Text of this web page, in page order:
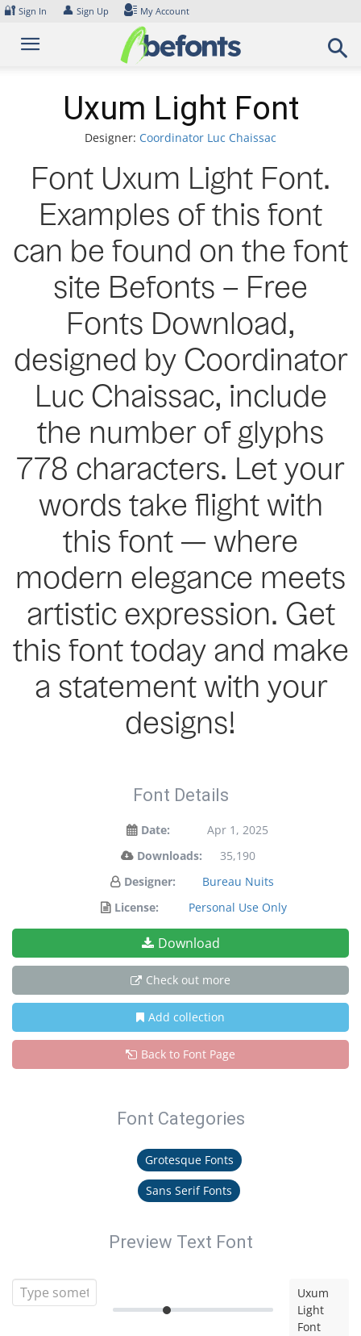
Skip
content
🔐 Sign In 👤 Sign Up My Account
Uxum Light Font
Designer: Coordinator Luc Chaissac
Font Uxum Light Font.
Examples of this font
can be found on the font
site Befonts – Free
Fonts Download,
designed by Coordinator
Luc Chaissac, include
the number of glyphs
778 characters. Let your
words take flight with
this font — where
modern elegance meets
artistic expression. Get
this font today and make
a statement with your
designs!
Font Details
Date:
Apr 1, 2025
Downloads:
35,190
Designer:
Bureau Nuits
License:
Personal Use Only
Download
Check out more
Add collection
Back to Font Page
Font Categories
Grotesque Fonts
Sans Serif Fonts
Preview Text Font
Uxum
Light
Font